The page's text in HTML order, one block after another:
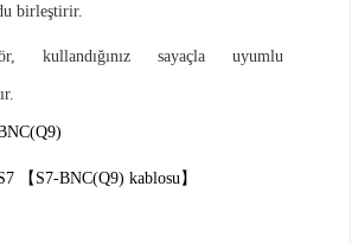
birleştirir.
kullandığınız sayaçla uyumlu
【S7-BNC(Q9) kablosu】